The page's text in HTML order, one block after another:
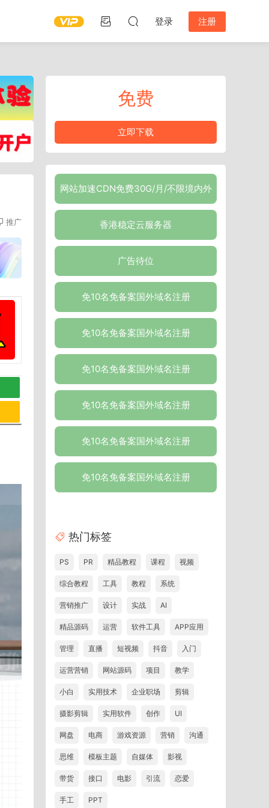
登录 注册
推广
免费
立即下载
网站加速CDN免费30G/月/不限境内外
香港稳定云服务器
广告待位
免10名免备案国外域名注册
免10名免备案国外域名注册
免10名免备案国外域名注册
免10名免备案国外域名注册
免10名免备案国外域名注册
免10名免备案国外域名注册
热门标签
PS PR 精品教程 课程 视频
综合教程 工具 教程 系统
营销推广 设计 实战 AI
精品源码 运营 软件工具 APP应用
管理 直播 短视频 抖音 入门
运营营销 网站源码 项目 教学
小白 实用技术 企业职场 剪辑
摄影剪辑 实用软件 创作 UI
网盘 电商 游戏资源 营销 沟通
思维 模板主题 自媒体 影视
带货 接口 电影 引流 恋爱
手工 PPT